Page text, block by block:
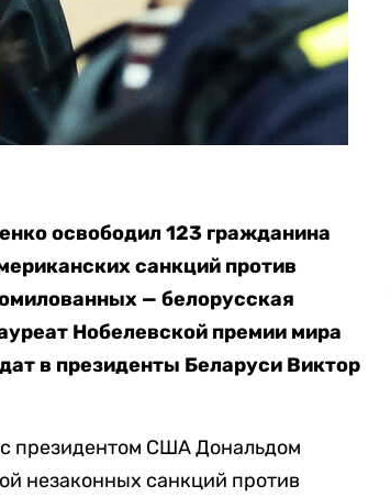
освободил 123 гражданина
санкций против
— белорусская
Нобелевской премии мира
в президенты Беларуси Виктор
президентом США Дональдом
незаконных санкций против